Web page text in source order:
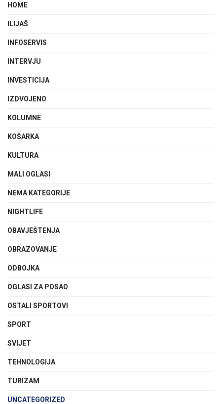
HOME
ILIJAŠ
INFOSERVIS
INTERVJU
INVESTICIJA
IZDVOJENO
KOLUMNE
KOŠARKA
KULTURA
MALI OGLASI
NEMA KATEGORIJE
NIGHTLIFE
OBAVJEŠTENJA
OBRAZOVANJE
ODBOJKA
OGLASI ZA POSAO
OSTALI SPORTOVI
SPORT
SVIJET
TEHNOLOGIJA
TURIZAM
UNCATEGORIZED